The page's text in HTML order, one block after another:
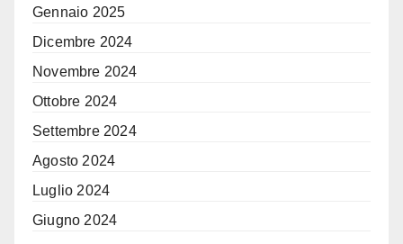
Gennaio 2025
Dicembre 2024
Novembre 2024
Ottobre 2024
Settembre 2024
Agosto 2024
Luglio 2024
Giugno 2024